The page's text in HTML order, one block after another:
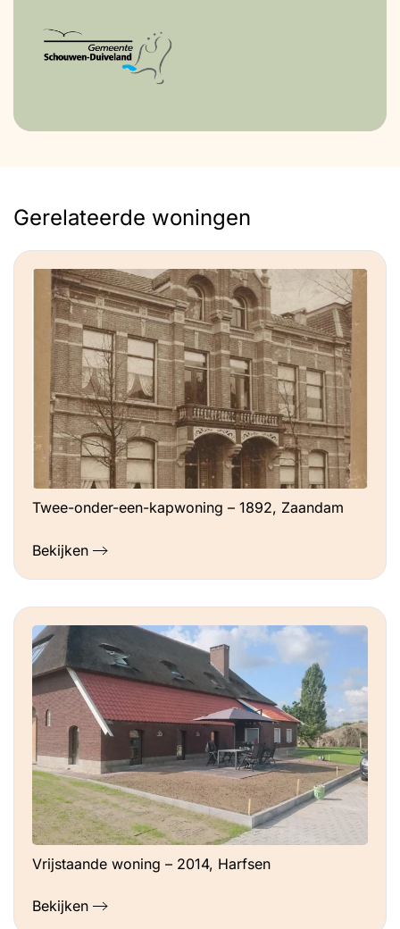
goed naar dit soort keuzes. Ik zou nu ook
meer experimenteren met andere vormen
van stucen.
Gerelateerde woningen
Twee-onder-een-kapwoning – 1892, Zaandam
Bekijken
Vrijstaande woning – 2014, Harfsen
Bekijken